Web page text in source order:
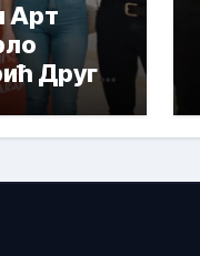
Арт
Друга